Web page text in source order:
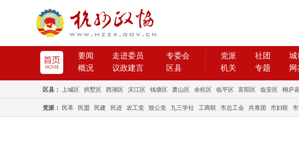
要闻 走进委员
专委会
概况
议政建言 区县
党派 社团
城
机关
专题
区县： 上城区 拱墅区 西湖区 滨江区 钱塘区 萧山区 余杭区 临平区 富阳区 临安区 桐庐
党派： 民革 民盟 民建 民进 农工党 致公党 九三学社 工商联 市总工会 共青团 市妇联